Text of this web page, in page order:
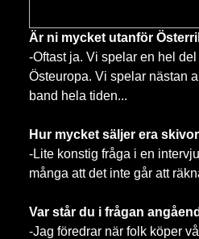
Är ni mycket utanför
-Oftast ja. Vi spelar en hel
Östeuropa. Vi spelar nästan
band hela tiden...
Hur mycket säljer era
-Lite konstig fråga i en
många att det inte går att
Var står du i frågan
-Jag föredrar när folk köper